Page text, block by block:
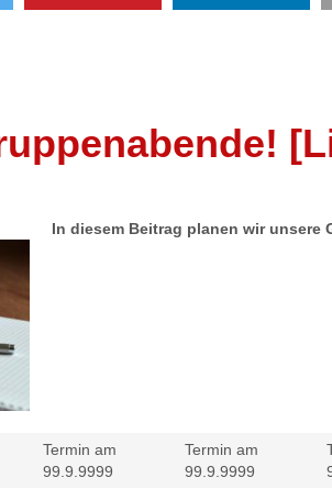
In diesem Beitrag planen wir unsere
Termin am
99.9.9999
Termin am
99.9.9999